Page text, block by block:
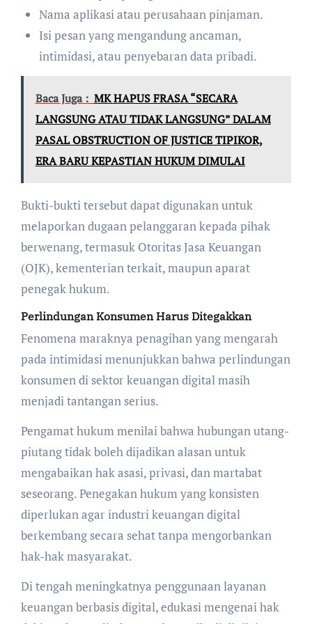
Nama aplikasi atau perusahaan pinjaman.
Isi pesan yang mengandung ancaman,
intimidasi, atau penyebaran data pribadi.
Baca Juga : MK HAPUS FRASA “SECARA
LANGSUNG ATAU TIDAK LANGSUNG” DALAM
PASAL OBSTRUCTION OF JUSTICE TIPIKOR,
ERA BARU KEPASTIAN HUKUM DIMULAI
Bukti-bukti tersebut dapat digunakan untuk
melaporkan dugaan pelanggaran kepada pihak
berwenang, termasuk Otoritas Jasa Keuangan
(OJK), kementerian terkait, maupun aparat
penegak hukum.
Perlindungan Konsumen Harus Ditegakkan
Fenomena maraknya penagihan yang mengarah
pada intimidasi menunjukkan bahwa perlindungan
konsumen di sektor keuangan digital masih
menjadi tantangan serius.
Pengamat hukum menilai bahwa hubungan utang-
piutang tidak boleh dijadikan alasan untuk
mengabaikan hak asasi, privasi, dan martabat
seseorang. Penegakan hukum yang konsisten
diperlukan agar industri keuangan digital
berkembang secara sehat tanpa mengorbankan
hak-hak masyarakat.
Di tengah meningkatnya penggunaan layanan
keuangan berbasis digital, edukasi mengenai hak